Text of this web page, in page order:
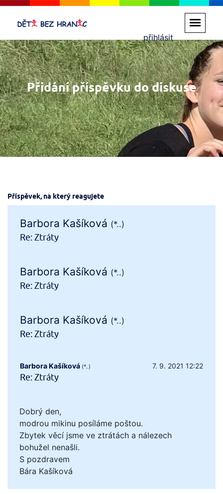
přihlásit
Přidání příspěvku do diskuse
Příspěvek, na který reagujete
Barbora Kašíková (*..)
Re: Ztráty
Barbora Kašíková (*..)
Re: Ztráty
Barbora Kašíková (*..)
Re: Ztráty
Barbora Kašíková (*..) 7. 9. 2021 12:22
Re: Ztráty
Dobrý den,
modrou mikinu posíláme poštou.
Zbytek věcí jsme ve ztrátách a nálezech
bohužel nenašli.
S pozdravem
Bára Kašíková